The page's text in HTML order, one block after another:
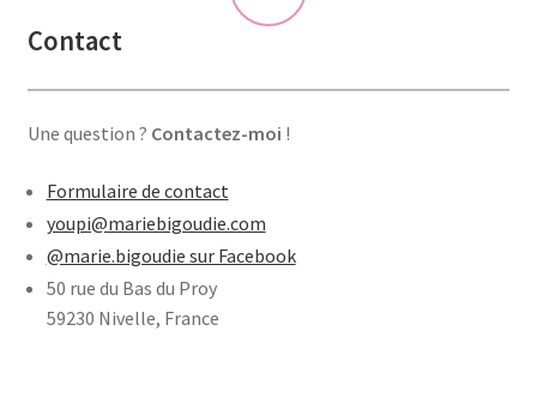
Contact
Une question ? Contactez-moi !
Formulaire de contact
youpi@mariebigoudie.com
@marie.bigoudie sur Facebook
50 rue du Bas du Proy
59230 Nivelle, France